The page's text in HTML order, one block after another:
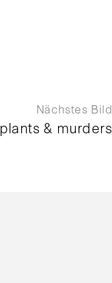
Nächstes Bild
plants & murders